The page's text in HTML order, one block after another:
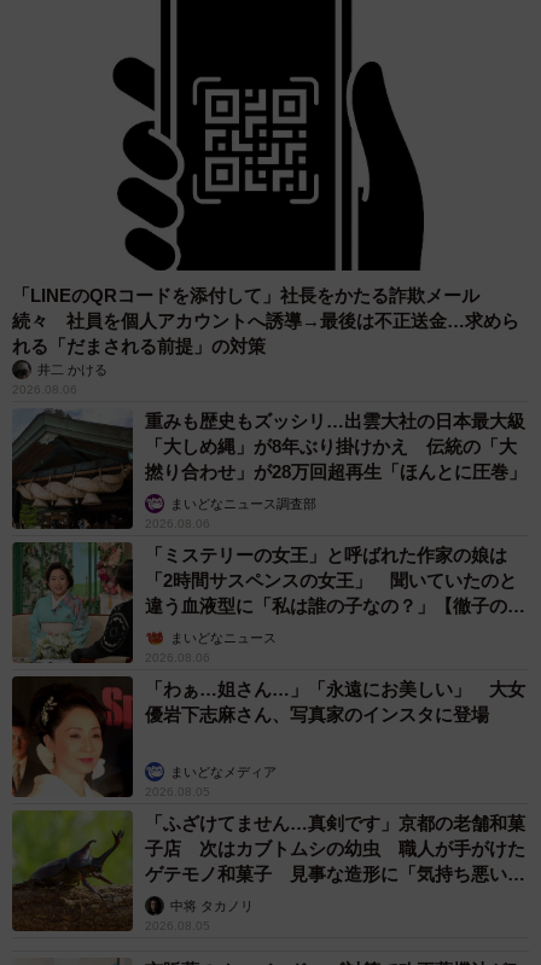
渋谷は大学卒業後、環境省キャリアとして華々しいスター
トでした。しかし自尊心の低さからオーバードーズなどを
繰り返したり、親から愛されたことがないため依存しやす
く、不倫やSNSにハマったりしたのでした。
ゲームで承認欲求を満たしていた佐藤は、渋谷のこれまで
が自分と重なると気付きます。渋谷は、すべてを父親に知
られて勘当されたことから、ホストにのめり込み、あげく
包丁で刺したのでした。
絶望の末にホストにのめり込んでいく（ワダユウキさん提供）
「LINEのQRコードを添付して」社長をかたる詐欺メール
続々 社員を個人アカウントへ誘導→最後は不正送金…求めら
れる「だまされる前提」の対策
井二 かける
2026.08.06
重みも歴史もズッシリ…出雲大社の日本最大級
「大しめ縄」が8年ぶり掛けかえ 伝統の「大
撚り合わせ」が28万回超再生「ほんとに圧巻」
まいどなニュース調査部
2026.08.06
「ミステリーの女王」と呼ばれた作家の娘は
「2時間サスペンスの女王」 聞いていたのと
違う血液型に「私は誰の子なの？」【徹子の部
屋】まいどなニュース
2026.08.06
「わぁ…姐さん…」「永遠にお美しい」 大女
優岩下志麻さん、写真家のインスタに登場
まいどなメディア
2026.08.05
「ふざけてません…真剣です」京都の老舗和菓
子店 次はカブトムシの幼虫 職人が手がけた
ゲテモノ和菓子 見事な造形に「気持ち悪いく
らいリアル」
中将 タカノリ
2026.08.05